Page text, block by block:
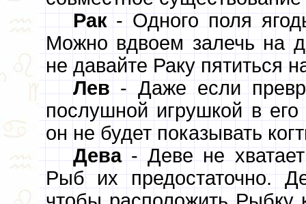
Рак- Одного поля
Можно вдвоем залечь на
не давайте Раку пятиться
Лев - Даже если
послушной игрушкой в
он не будет показывать
Дева- Деве не
Рыб их предостаточно.